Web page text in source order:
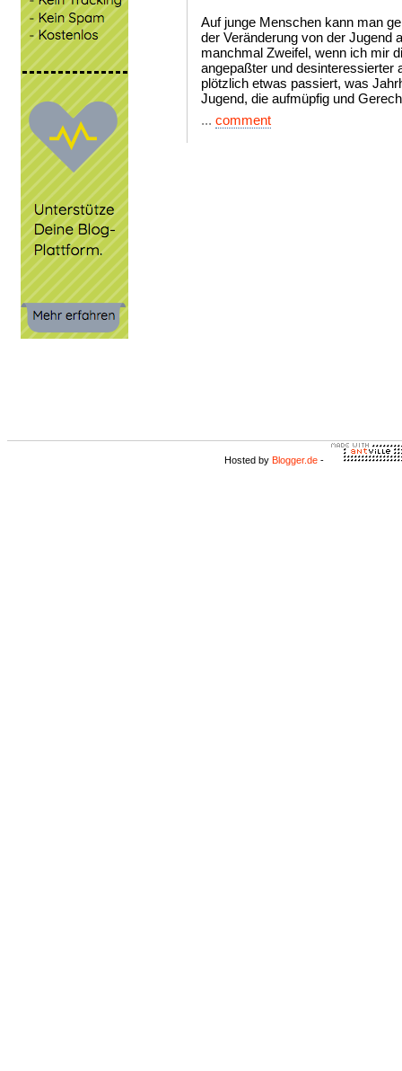
Auf junge Menschen kann man
der Veränderung von der Jugend
manchmal Zweifel, wenn ich mir
angepaßter und desinteressierter
plötzlich etwas passiert, was
Jugend, die aufmüpfig und
... comment
Hosted by Blogger.de -